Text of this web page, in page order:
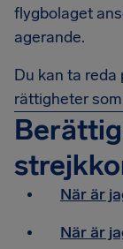
flygbolaget
agerande.
Du kan ta reda
rättigheter
När är
När är